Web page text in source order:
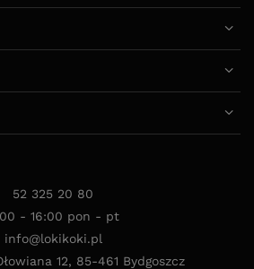
52 325 20 80
- 16:00 pon - pt
info@lokikoki.pl
12, 85-461 Bydgoszcz